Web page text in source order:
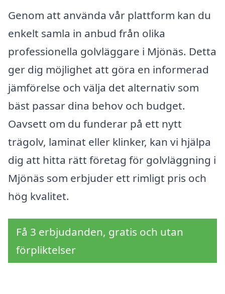
Genom att använda vår plattform kan du
enkelt samla in anbud från olika
professionella golvläggare i Mjönäs. Detta
ger dig möjlighet att göra en informerad
jämförelse och välja det alternativ som
bäst passar dina behov och budget.
Oavsett om du funderar på ett nytt
trägolv, laminat eller klinker, kan vi hjälpa
dig att hitta rätt företag för golvläggning i
Mjönäs som erbjuder ett rimligt pris och
hög kvalitet.
Få 3 erbjudanden, gratis och utan
förpliktelser